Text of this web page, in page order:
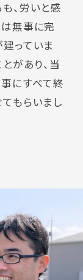
、労いと感
無事に完
っていま
があり、当
にすべて終
もらいまし